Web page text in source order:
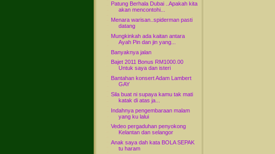
Patung Berhala Dubai ..Apakah kita
akan mencontohi...
Menara warisan..spiderman pasti
datang
Mungkinkah ada kaitan antara
Ayah Pin dan jin yang...
Banyaknya jalan
Bajet 2011 Bonus RM1000.00
Untuk saya dan isteri
Bantahan konsert Adam Lambert
GAY
Sila buat ni supaya kamu tak mati
katak di atas ja...
Indahnya pengembaraan malam
yang ku lalui
Vedeo pergaduhan penyokong
Kelantan dan selangor
Anak saya dah kata BOLA SEPAK
tu haram